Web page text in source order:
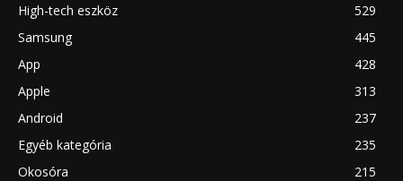
High-tech eszköz
529
Samsung
445
App
428
Apple
313
Android
237
Egyéb kategória
235
Okosóra
215